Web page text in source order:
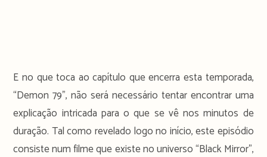
E no que toca ao capítulo que encerra esta temporada,
“Demon 79”, não será necessário tentar encontrar uma
explicação intricada para o que se vê nos minutos de
duração. Tal como revelado logo no início, este episódio
consiste num filme que existe no universo “Black Mirror”,